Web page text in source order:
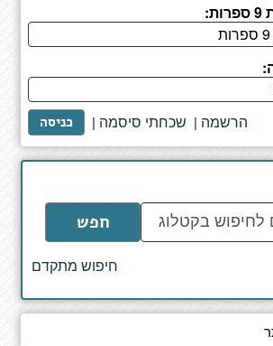
כניסה | שכחתי סיסמה | הרשמה
חפש
חיפוש מתקדם